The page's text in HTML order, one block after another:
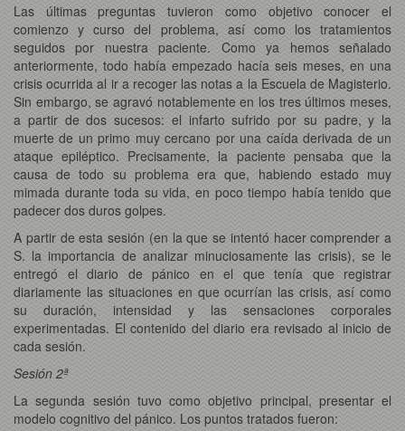
Las últimas preguntas tuvieron como objetivo conocer el
comienzo y curso del problema, así como los tratamientos
seguidos por nuestra paciente. Como ya hemos señalado
anteriormente, todo había empezado hacía seis meses, en una
crisis ocurrida al ir a recoger las notas a la Escuela de Magisterio.
Sin embargo, se agravó notablemente en los tres últimos meses,
a partir de dos sucesos: el infarto sufrido por su padre, y la
muerte de un primo muy cercano por una caída derivada de un
ataque epiléptico. Precisamente, la paciente pensaba que la
causa de todo su problema era que, habiendo estado muy
mimada durante toda su vida, en poco tiempo había tenido que
padecer dos duros golpes.
A partir de esta sesión (en la que se intentó hacer comprender a
S. la importancia de analizar minuciosamente las crisis), se le
entregó el diario de pánico en el que tenía que registrar
diariamente las situaciones en que ocurrían las crisis, así como
su duración, intensidad y las sensaciones corporales
experimentadas. El contenido del diario era revisado al inicio de
cada sesión.
Sesión 2ª
La segunda sesión tuvo como objetivo principal, presentar el
modelo cognitivo del pánico. Los puntos tratados fueron: